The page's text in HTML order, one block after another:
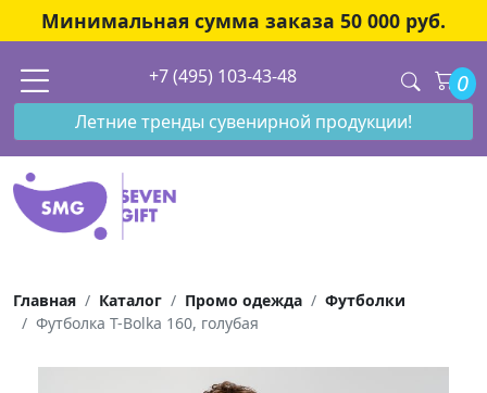
Минимальная сумма заказа 50 000 руб.
+7 (495) 103-43-48 0
Летние тренды сувенирной продукции!
Главная Каталог Промо одежда
Футболки
Футболка T-Bolka 160, голубая